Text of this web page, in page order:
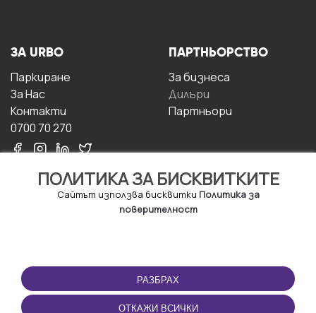
ПОЛИТИКА ЗА БИСКВИТКИТЕ
Сайтът използва бисквитки Политика за
поверителност
РАЗБРАХ
ОТКАЖИ ВСИЧКИ
ЗА URBO
Паркиране
За Hас
Контакти
0700 70 270
ПАРТНЬОРСТВО
За бизнесa
Дилъри
Партньори
ПОЛЗВАНЕ
Правила и условия за
ползване
ПРИЛОЖЕНИЕТО